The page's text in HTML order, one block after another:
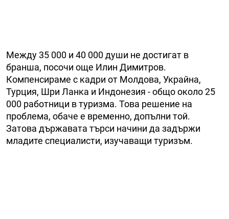
Между 35 000 и 40 000 души не достигат в
бранша, посочи още Илин Димитров.
Компенсираме с кадри от Молдова, Украйна,
Турция, Шри Ланка и Индонезия - общо около 25
000 работници в туризма. Това решение на
проблема, обаче е временно, допълни той.
Затова държавата търси начини да задържи
младите специалисти, изучаващи туризъм.